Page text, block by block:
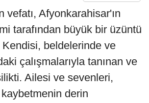
vefatı, Afyonkarahisar'ın
tarafından büyük bir üzüntü
Kendisi, beldelerinde ve
çalışmalarıyla tanınan ve
Ailesi ve sevenleri,
derin